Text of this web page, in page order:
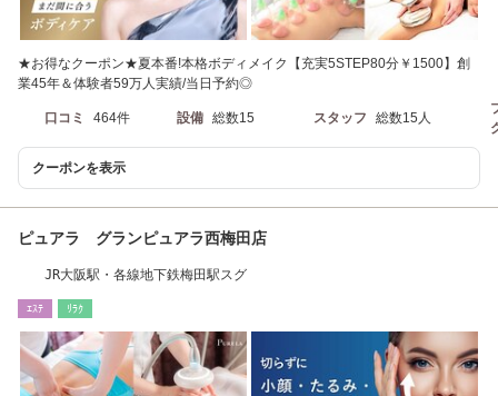
★お得なクーポン★夏本番!本格ボディメイク【充実5STEP80分￥1500】創
業45年＆体験者59万人実績/当日予約◎
口コミ 464件 設備 総数15 スタッフ 総数15人
クーポンを表示
ピュアラ グランピュアラ西梅田店
JR大阪駅・各線地下鉄梅田駅スグ
ｴｽﾃ ﾘﾗｸ